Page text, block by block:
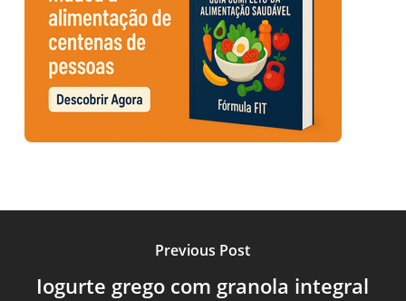
Previous Post
Iogurte grego com granola integral